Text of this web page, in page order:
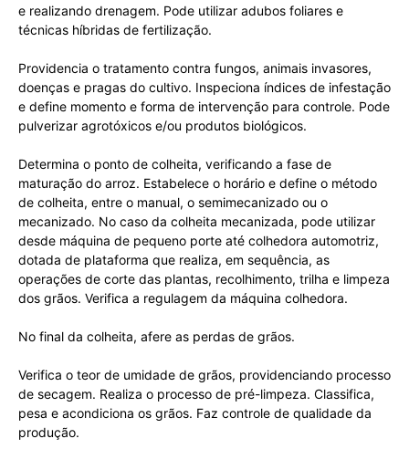
e realizando drenagem. Pode utilizar adubos foliares e
técnicas híbridas de fertilização.
Providencia o tratamento contra fungos, animais invasores,
doenças e pragas do cultivo. Inspeciona índices de infestação
e define momento e forma de intervenção para controle. Pode
pulverizar agrotóxicos e/ou produtos biológicos.
Determina o ponto de colheita, verificando a fase de
maturação do arroz. Estabelece o horário e define o método
de colheita, entre o manual, o semimecanizado ou o
mecanizado. No caso da colheita mecanizada, pode utilizar
desde máquina de pequeno porte até colhedora automotriz,
dotada de plataforma que realiza, em sequência, as
operações de corte das plantas, recolhimento, trilha e limpeza
dos grãos. Verifica a regulagem da máquina colhedora.
No final da colheita, afere as perdas de grãos.
Verifica o teor de umidade de grãos, providenciando processo
de secagem. Realiza o processo de pré-limpeza. Classifica,
pesa e acondiciona os grãos. Faz controle de qualidade da
produção.